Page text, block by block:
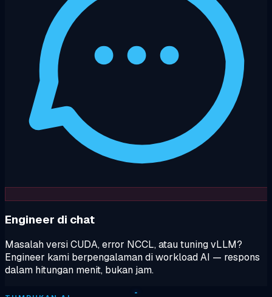
Engineer di chat
Masalah versi CUDA, error NCCL, atau tuning vLLM?
Engineer kami berpengalaman di workload AI — respons
dalam hitungan menit, bukan jam.